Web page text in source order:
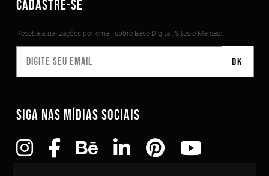
CADASTRE-SE
Receba atualizações por email sobre Base Digital, Sites e Marcas:
SIGA NAS MÍDIAS SOCIAIS